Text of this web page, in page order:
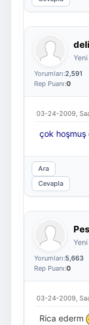
Yorumları:2,591
Rep Puanı:0
03-24-2009,
çok hoşmuş
Ara
Cevapla
Yorumları:5,663
Rep Puanı:0
03-24-2009,
Rica ederm